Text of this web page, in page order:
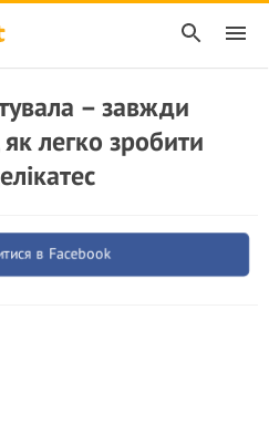
– завжди
легко зробити
в Facebook